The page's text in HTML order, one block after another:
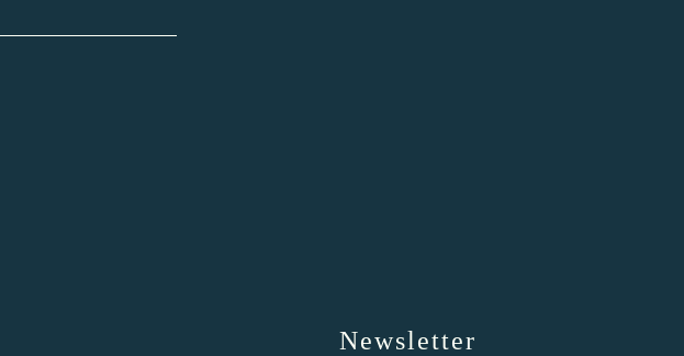
Newsletter